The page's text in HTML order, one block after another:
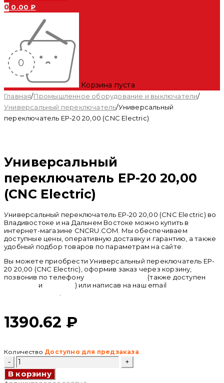
0 0.00₽
Корзина пуста
Главная/Промышленное оборудование и выключатели/
Универсальный переключатель/Универсальный
переключатель EP-20 20,00 (CNC Electric)
Универсальный
переключатель EP-20 20,00
(CNC Electric)
Универсальный переключатель EP-20 20,00 (CNC Electric) во
Владивостоке и на Дальнем Востоке можно купить в
интернет-магазине CNCRU.COM. Мы обеспечиваем
доступные цены, оперативную доставку и гарантию, а также
удобный подбор товаров по параметрам на сайте.
Вы можете приобрести Универсальный переключатель EP-
20 20,00 (CNC Electric), оформив заказ через корзину,
позвонив по телефону
(также доступен
и
) или написав на наш email
1390.62 ₽
Количество Доступно для предзаказа
Количество
товара
Универсальный
В корзину